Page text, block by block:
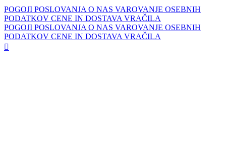
POGOJI POSLOVANJA O NAS VAROVANJE OSEBNIH
PODATKOV CENE IN DOSTAVA VRAČILA
POGOJI POSLOVANJA O NAS VAROVANJE OSEBNIH
PODATKOV CENE IN DOSTAVA VRAČILA
